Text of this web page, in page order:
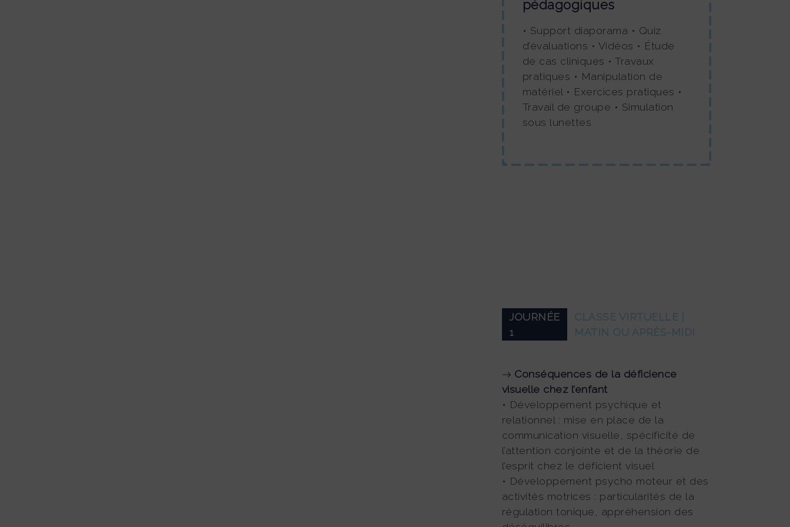
pédagogiques
• Support diaporama • Quiz
d’évaluations • Vidéos • Étude
de cas cliniques • Travaux
pratiques • Manipulation de
matériel • Exercices pratiques •
Travail de groupe • Simulation
sous lunettes
JOURNÉE
1
CLASSE VIRTUELLE |
MATIN OU APRÈS-MIDI
Conséquences de la déficience
visuelle chez l’enfant
• Développement psychique et
relationnel : mise en place de la
communication visuelle, spécificité de
l’attention conjointe et de la théorie de
l’esprit chez le déficient visuel
• Développement psycho moteur et des
activités motrices : particularités de la
régulation tonique, appréhension des